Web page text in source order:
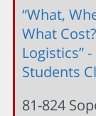
“What,
What
Logistics”
Students
81-824